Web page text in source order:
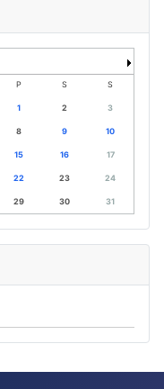
P S S
1 2 3
8 9 10
15 16 17
22 23 24
29 30 31